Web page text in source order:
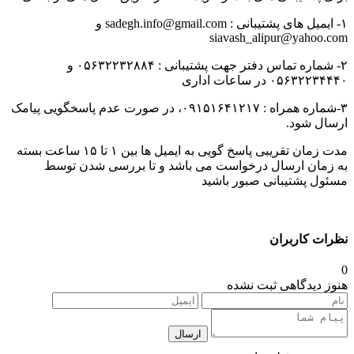
۱- ایمیل های پشتیبانی : sadegh.info@gmail.com و
۲- شماره تماس دفتر جهت پشتیبانی : ۰۵۶۳۲۲۳۲۸۸۴ و
در ساعات اداری
۳-شماره همراه : ۰۹۱۵۱۶۴۱۲۱۷، در صورت عدم پاسخگویی پیامک
شود.
مدت زمان تقریبی پاسخ گویی به ایمیل ها بین ۱ تا ۱۵ ساعت بسته
زمان ارسال درخواست می باشد و تا بررسی شدن توسط
پشتیبانی صبور باشید
کاربران
دیدگاهی ثبت نشده
ارسال